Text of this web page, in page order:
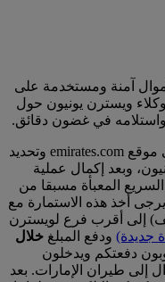
آمنة ومستخدمة على
ويسترن يونيون حول
واستلامه في غضون دقائق.
عند إجراء الحجز عبر الإنترنت على موقع emirates.com وتحديد
وبعد إكمال عملية
المعبأة مسبقا من
أخذ هذه الاستمارة مع
إلى أقرب فرع لويسترن
جديدة) ودفع المبلغ خلال
دفعتكم ويدخلون
إلى طيران الإمارات. بعد